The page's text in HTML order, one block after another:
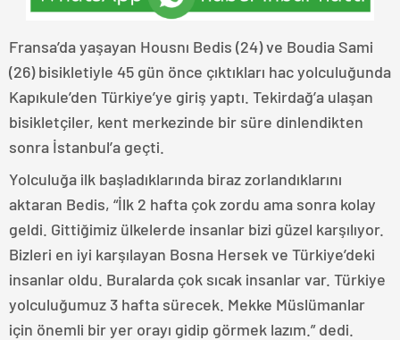
Fransa’da yaşayan Housnı Bedis (24) ve Boudia Sami
(26) bisikletiyle 45 gün önce çıktıkları hac yolculuğunda
Kapıkule’den Türkiye’ye giriş yaptı. Tekirdağ’a ulaşan
bisikletçiler, kent merkezinde bir süre dinlendikten
sonra İstanbul’a geçti.
Yolculuğa ilk başladıklarında biraz zorlandıklarını
aktaran Bedis, “İlk 2 hafta çok zordu ama sonra kolay
geldi. Gittiğimiz ülkelerde insanlar bizi güzel karşılıyor.
Bizleri en iyi karşılayan Bosna Hersek ve Türkiye’deki
insanlar oldu. Buralarda çok sıcak insanlar var. Türkiye
yolculuğumuz 3 hafta sürecek. Mekke Müslümanlar
için önemli bir yer orayı gidip görmek lazım.” dedi.